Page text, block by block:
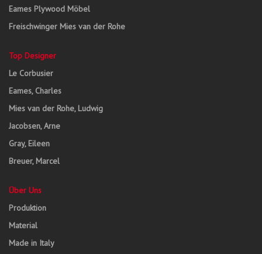
Eames Plywood Möbel
Freischwinger Mies van der Rohe
Top Designer
Le Corbusier
Eames, Charles
Mies van der Rohe, Ludwig
Jacobsen, Arne
Gray, Eileen
Breuer, Marcel
Über Uns
Produktion
Material
Made in Italy